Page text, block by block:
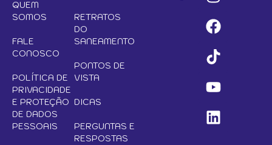
QUEM
SOMOS
FALE
CONOSCO
POLÍTICA DE
PRIVACIDADE
E PROTEÇÃO
DE DADOS
PESSOAIS
RETRATOS
DO
SANEAMENTO
PONTOS DE
VISTA
DICAS
PERGUNTAS E
RESPOSTAS